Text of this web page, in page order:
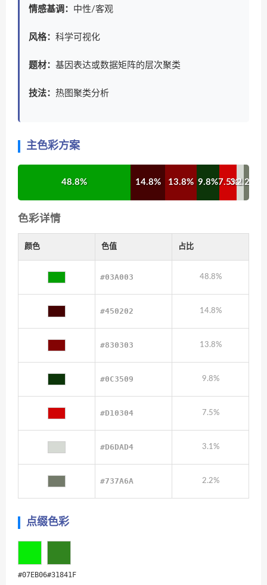
情感基调： 中性/客观
风格： 科学可视化
题材： 基因表达或数据矩阵的层次聚类
技法： 热图聚类分析
主色彩方案
48.8% 14.8% 13.8% 9.8%7.5%3.1%
2.2%
色彩详情
颜色 色值 占比
#03A003 48.8%
#450202 14.8%
#830303 13.8%
#0C3509 9.8%
#D10304 7.5%
#D6DAD4 3.1%
#737A6A 2.2%
点缀色彩
#07EB06#31841F